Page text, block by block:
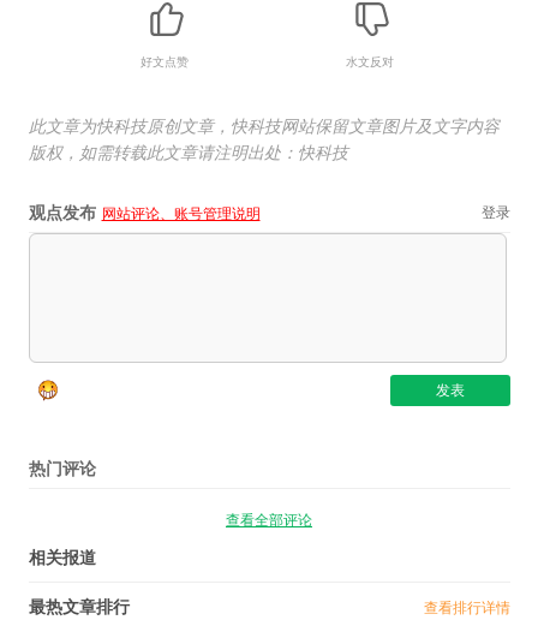
好文点赞 水文反对
此文章为快科技原创文章，快科技网站保留文章图片及文字内容
版权，如需转载此文章请注明出处：快科技
观点发布 网站评论、账号管理说明 登录
热门评论
查看全部评论
相关报道
最热文章排行 查看排行详情